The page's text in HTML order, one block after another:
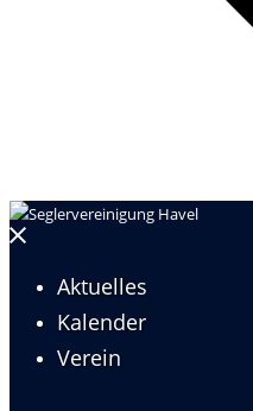
Menü
Aktuelles
Kalender
Verein